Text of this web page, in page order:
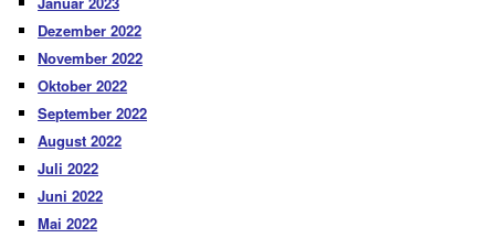
Dezember 2022
November 2022
Oktober 2022
September 2022
August 2022
Juli 2022
Juni 2022
Mai 2022